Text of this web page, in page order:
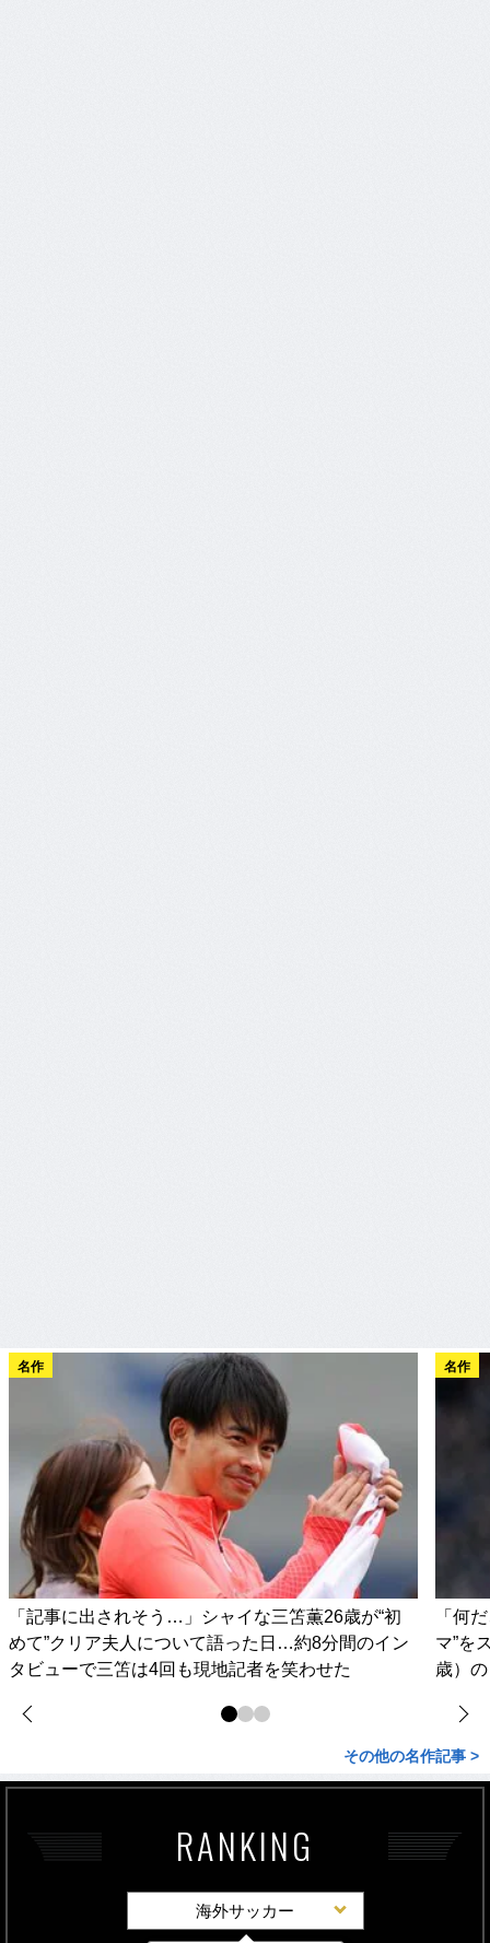
名作
「記事に出されそう…」シャイな三笘薫26歳が“初
めて”クリア夫人について語った日…約8分間のイン
タビューで三笘は4回も現地記者を笑わせた
名作
「何
マ”を
歳）
その他の名作記事 >
RANKING
海外サッカー